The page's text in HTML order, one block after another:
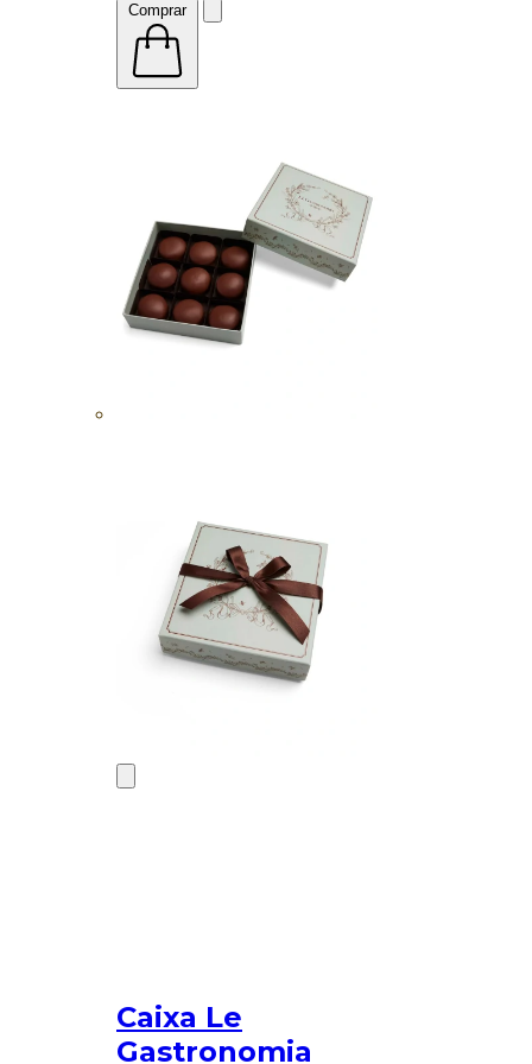
Comprar
Caixa Le
Gastronomia